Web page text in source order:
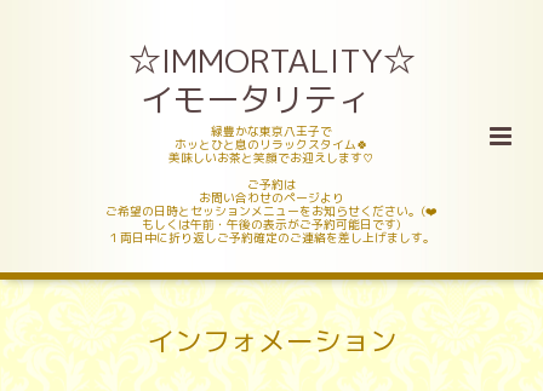
☆IMMORTALITY☆
イモータリティ
緑豊かな東京八王子で
ホッとひと息のリラックスタイム🍀
美味しいお茶と笑顔でお迎えします♡
ご予約は
お問い合わせのページより
ご希望の日時とセッションメニューをお知らせください。(❤️
もしくは午前・午後の表示がご予約可能日です)
１両日中に折り返しご予約確定のご連絡を差し上げましす。
インフォメーション